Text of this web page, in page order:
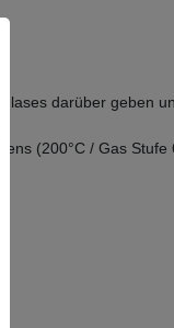
darüber geben
(200°C / Gas